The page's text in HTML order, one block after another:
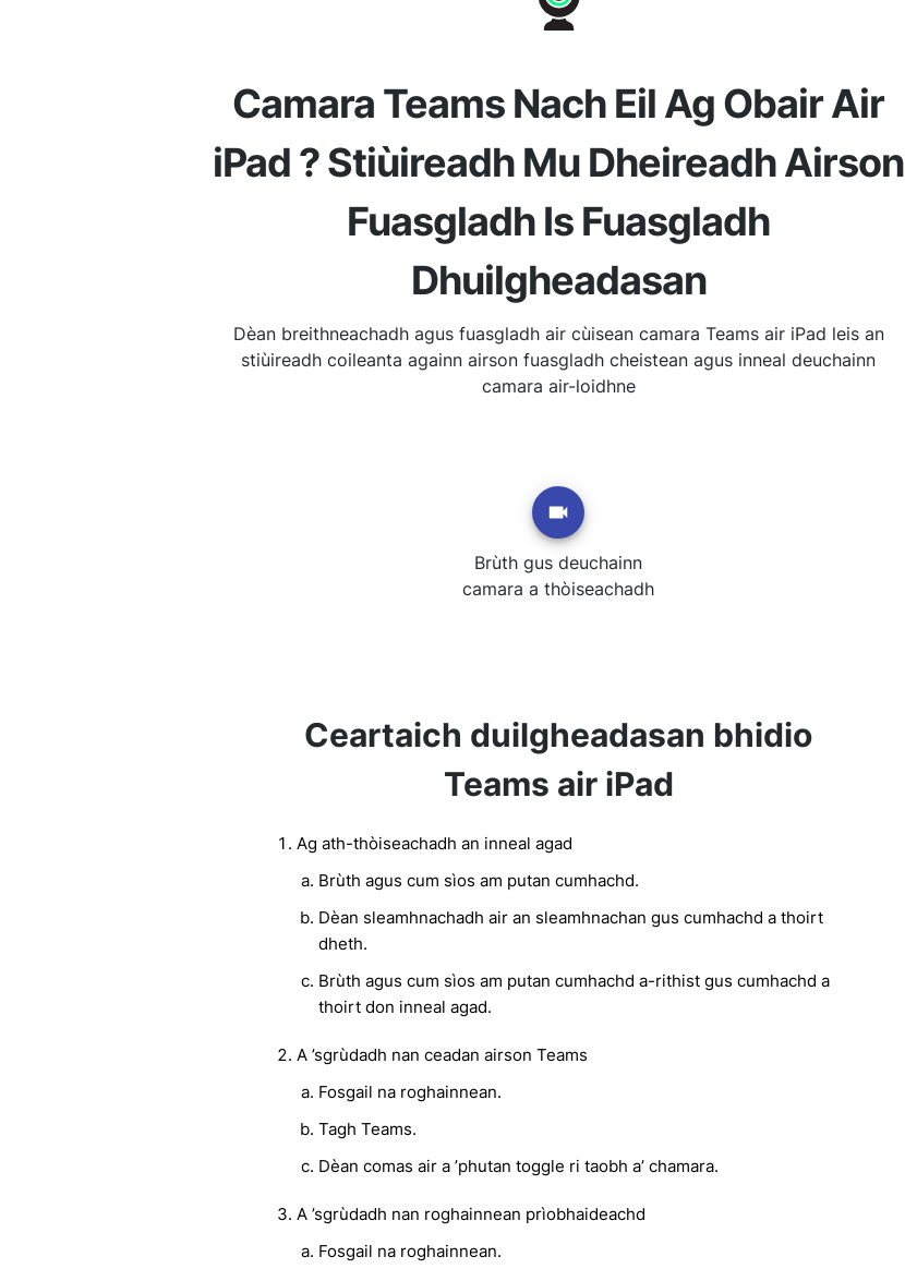
Camara Teams Nach Eil Ag Obair Air
iPad ? Stiùireadh Mu Dheireadh Airson
Fuasgladh Is Fuasgladh
Dhuilgheadasan
Dèan breithneachadh agus fuasgladh air cùisean camara Teams air iPad leis an
stiùireadh coileanta againn airson fuasgladh cheistean agus inneal deuchainn
camara air-loidhne
Brùth gus deuchainn
camara a thòiseachadh
Ceartaich duilgheadasan bhidio
Teams air iPad
Ag ath-thòiseachadh an inneal agad
Brùth agus cum sìos am putan cumhachd.
Dèan sleamhnachadh air an sleamhnachan gus cumhachd a thoirt
dheth.
Brùth agus cum sìos am putan cumhachd a-rithist gus cumhachd a
thoirt don inneal agad.
A ’sgrùdadh nan ceadan airson Teams
Fosgail na roghainnean.
Tagh Teams.
Dèan comas air a ’phutan toggle ri taobh a’ chamara.
A ’sgrùdadh nan roghainnean prìobhaideachd
Fosgail na roghainnean.